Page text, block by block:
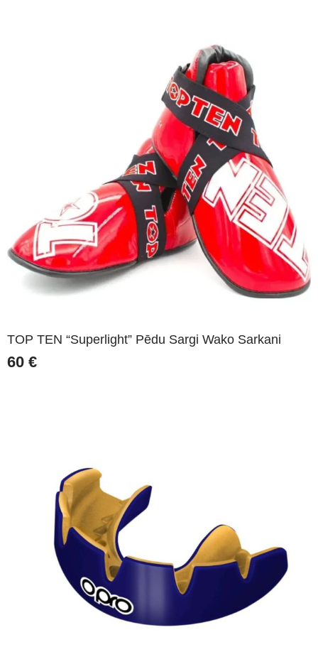
TOP TEN “Superlight” Pēdu Sargi Wako Sarkani
60 €